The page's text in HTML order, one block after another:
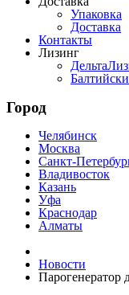
Упаковка
Доставка
Контакты
Лизинг
Город
Челябинск
Москва
Санкт-
Владивосток
Казань
Уфа
Краснодар
Алматы
Новости
Парогенератор